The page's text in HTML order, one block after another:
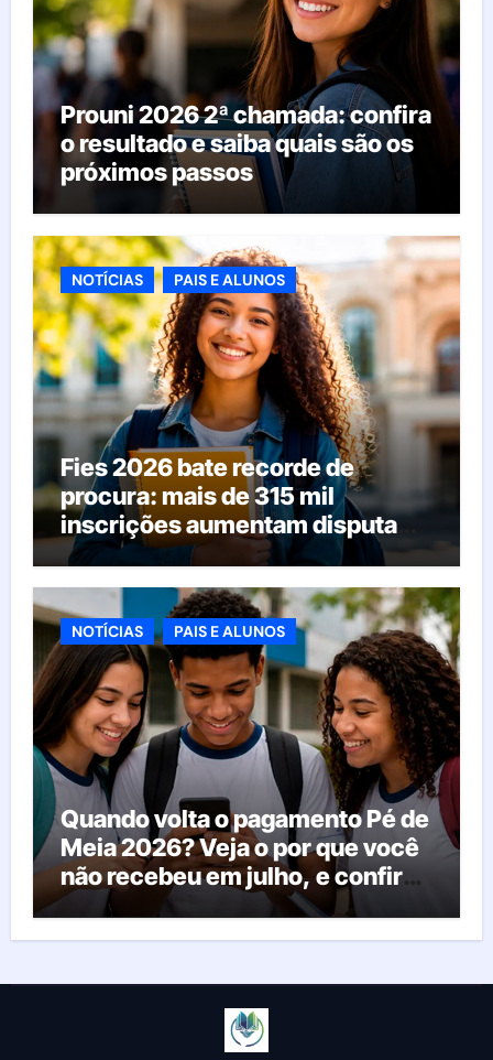
Prouni 2026 2ª chamada: confira
o resultado e saiba quais são os
próximos passos
NOTÍCIAS PAIS E ALUNOS
Fies 2026 bate recorde de
procura: mais de 315 mil
inscrições aumentam disputa
pelas vagas; veja o que acontece
agora
NOTÍCIAS PAIS E ALUNOS
Quando volta o pagamento Pé de
Meia 2026? Veja o por que você
não recebeu em julho, e confira
o calendário oficial